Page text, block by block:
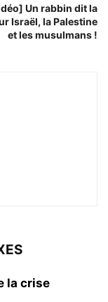
Un rabbin dit la
Israël, la Palestine
et les musulmans !
la crise